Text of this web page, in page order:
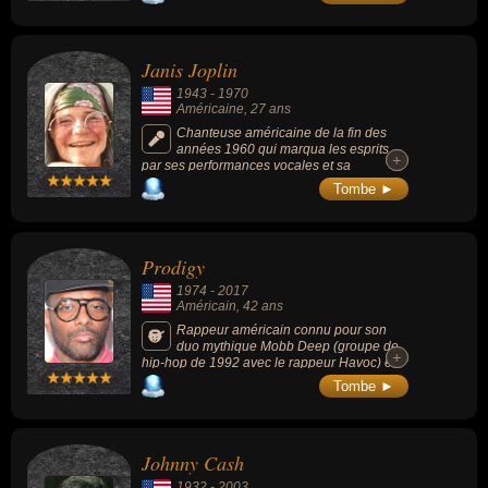
Janis Joplin
1943 - 1970
Américaine, 27 ans
Chanteuse américaine de la fin des
années 1960 qui marqua les esprits
par ses performances vocales et sa
présence scénique et électrique. Le
magazine Rolling Stone a classé Janis
temps. Son décès survenu à la même
période que ceux de Brian Jones, Alan
Wilson, Jimi Hendrix et Jim Morrison,
également morts à 27 ans, contribue à
fonder le mythe du Club des 27.
+
+
Tombe ►
Prodigy
1974 - 2017
Américain , 42 ans
Rappeur américain connu pour son
duo mythique Mobb Deep (groupe de
hip-hop de 1992 avec le rappeur Havoc) et
son album culte « The Infamous » (1995).
+
+
Tombe ►
Johnny Cash